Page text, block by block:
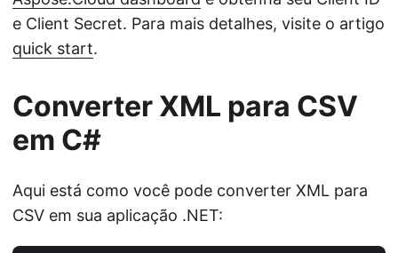
e Client Secret. Para mais detalhes, visite o artigo
quick start.
Converter XML para CSV
em C#
Aqui está como você pode converter XML para
CSV em sua aplicação .NET: